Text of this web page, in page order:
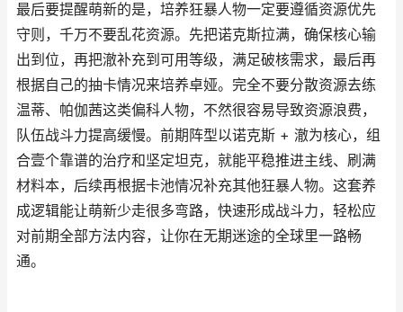
最后要提醒萌新的是，培养狂暴人物一定要遵循资源优先
守则，千万不要乱花资源。先把诺克斯拉满，确保核心输
出到位，再把澈补充到可用等级，满足破核需求，最后再
根据自己的抽卡情况来培养卓娅。完全不要分散资源去练
温蒂、帕伽茜这类偏科人物，不然很容易导致资源浪费，
队伍战斗力提高缓慢。前期阵型以诺克斯 + 澈为核心，组
合壹个靠谱的治疗和坚定坦克，就能平稳推进主线、刷满
材料本，后续再根据卡池情况补充其他狂暴人物。这套养
成逻辑能让萌新少走很多弯路，快速形成战斗力，轻松应
对前期全部方法内容，让你在无期迷途的全球里一路畅
通。